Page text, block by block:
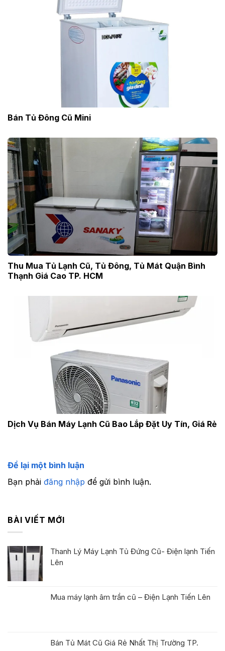
Bán Tủ Đông Cũ Mini
Thu Mua Tủ Lạnh Cũ, Tủ Đông, Tủ Mát Quận Bình
Thạnh Giá Cao TP. HCM
Dịch Vụ Bán Máy Lạnh Cũ Bao Lắp Đặt Uy Tín, Giá Rẻ
Để lại một bình luận
Bạn phải đăng nhập để gửi bình luận.
BÀI VIẾT MỚI
Thanh Lý Máy Lạnh Tủ Đứng Cũ- Điện lạnh Tiến
Lên
Mua máy lạnh âm trần cũ – Điện Lạnh Tiến Lên
Bán Tủ Mát Cũ Giá Rẻ Nhất Thị Trường TP.